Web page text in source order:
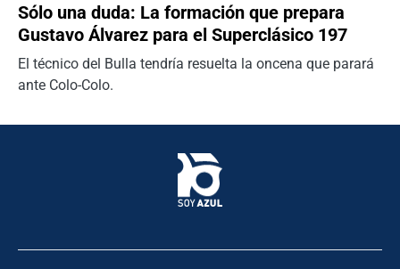
Sólo una duda: La formación que prepara
Gustavo Álvarez para el Superclásico 197
El técnico del Bulla tendría resuelta la oncena que parará
ante Colo-Colo.